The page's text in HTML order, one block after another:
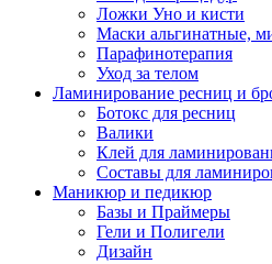
Ложки Уно и кисти
Маски альгинатные,
Парафинотерапия
Уход за телом
Ламинирование ресниц и
Ботокс для ресниц
Валики
Клей для
Составы для
Маникюр и педикюр
Базы и Праймеры
Гели и Полигели
Дизайн